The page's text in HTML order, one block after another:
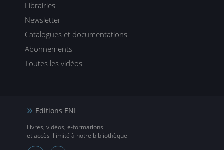
Librairies
Newsletter
Catalogues et documentations
Abonnements
Toutes les vidéos
Editions ENI
Livres, vidéos, e-formations
et accès illimité à notre bibliothèque